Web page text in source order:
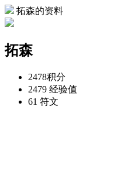
拓森的资料
拓森
2478积分
2479 经验值
61 符文